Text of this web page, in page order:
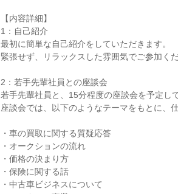
【内容詳細】
1：自己紹介
最初に簡単な自己紹介をしていただきます。
緊張せず、リラックスした雰囲気でご参加くだ
2：若手先輩社員との座談会
若手先輩社員と、15分程度の座談会を予定し
座談会では、以下のようなテーマをもとに、
・車の買取に関する質疑応答
・オークションの流れ
・価格の決まり方
・保険に関する話
・中古車ビジネスについて